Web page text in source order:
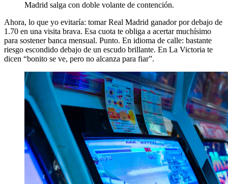
Madrid salga con doble volante de contención.
Ahora, lo que yo evitaría: tomar Real Madrid ganador por debajo de
1.70 en una visita brava. Esa cuota te obliga a acertar muchísimo
para sostener banca mensual. Punto. En idioma de calle: bastante
riesgo escondido debajo de un escudo brillante. En La Victoria te
dicen “bonito se ve, pero no alcanza para fiar”.